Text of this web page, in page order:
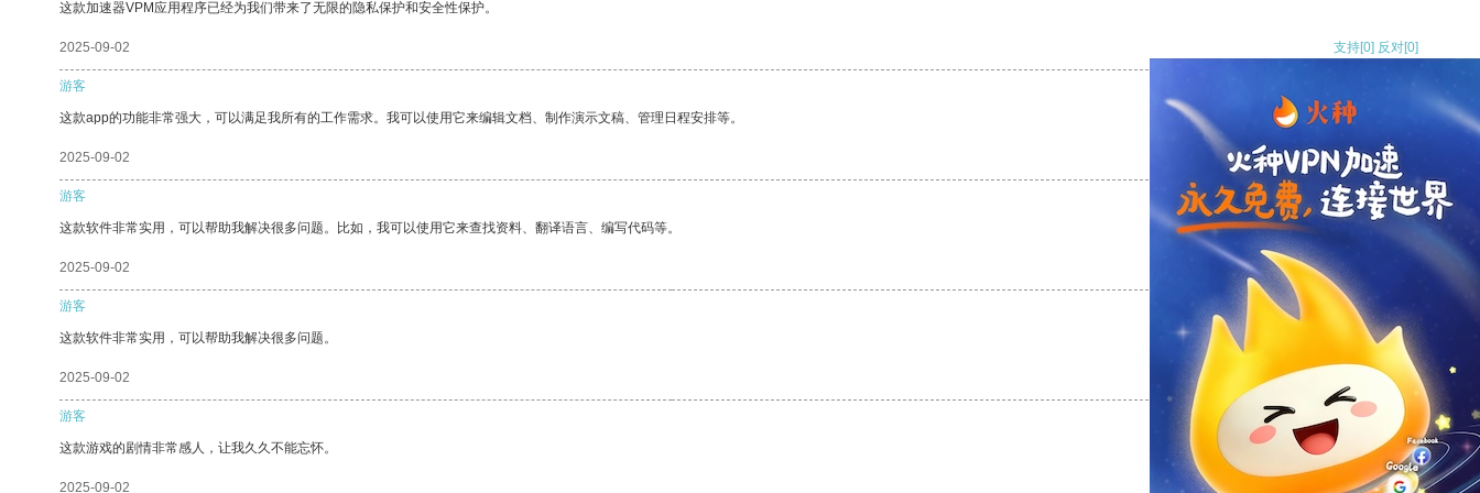
这款加速器VPM应用程序已经为我们带来了无限的隐私保护和安全性保护。
2025-09-02 支持[0] 反对[0]
游客
这款app的功能非常强大，可以满足我所有的工作需求。我可以使用它来编辑文档、制作演示文稿、管理日程安排等。
2025-09-02 支持[0] 反对
游客
这款软件非常实用，可以帮助我解决很多问题。比如，我可以使用它来查找资料、翻译语言、编写代码等。
2025-09-02 支持
游客
这款软件非常实用，可以帮助我解决很多问题。
2025-09-02 反对 [0]
游客
这款游戏的剧情非常感人，让我久久不能忘怀。
2025-09-02 支持[0] 反对[0]